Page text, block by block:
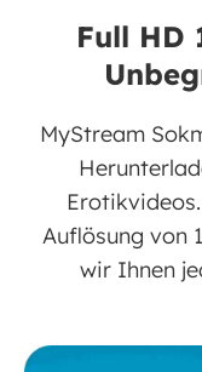
Full HD
MyStream
Auflösung von
wir Ihnen